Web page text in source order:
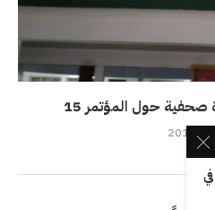
حول المؤتمر 15